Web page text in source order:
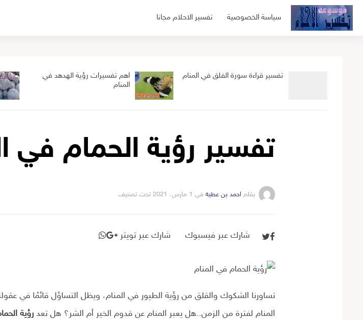
التجاوز
سياسة الخصوصية تفسير الاحلام مجانا
تفسير قراءة سورة الفلق في المنام
اهم تفسيرات رؤية الهدهد في
المنام
تفسير رؤية الحمام في
بقلم احمد بن عطية في 1 مارس، 2021 تحت تصنيف
شارك عبر فيسبوك شارك عبر تويتر
تساورنا الشكوك والقلق من رؤية الطيور في المنام، ويظل التساؤل قائمًا في
المنام لفترة من الزمن..هل يعبر المنام عن قدوم الخير أم الشر؟ هل تعد رؤية